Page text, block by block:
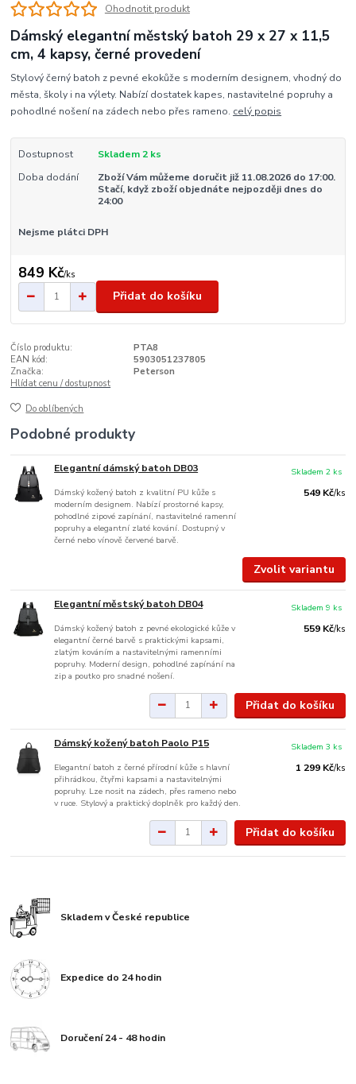
Ohodnotit produkt
Dámský elegantní městský batoh 29 x 27 x 11,5
cm, 4 kapsy, černé provedení
Stylový černý batoh z pevné ekokůže s moderním designem, vhodný do
města, školy i na výlety. Nabízí dostatek kapes, nastavitelné popruhy a
pohodlné nošení na zádech nebo přes rameno. celý popis
Dostupnost
Skladem 2 ks
Doba dodání
Zboží Vám můžeme doručit již 11.08.2026 do 17:00.
Stačí, když zboží objednáte nejpozději dnes do
24:00
Nejsme plátci DPH
849 Kč/ks
Přidat do košíku
Číslo produktu:
PTA8
EAN kód:
5903051237805
Značka:
Peterson
Hlídat cenu / dostupnost
Do oblíbených
Podobné produkty
Elegantní dámský batoh DB03
Dámský kožený batoh z kvalitní PU kůže s
moderním designem. Nabízí prostorné kapsy,
pohodlné zipové zapínání, nastavitelné ramenní
popruhy a elegantní zlaté kování. Dostupný v
černé nebo vínově červené barvě.
549 Kč/ks
Skladem 2 ks
Zvolit variantu
Elegantní městský batoh DB04
Dámský kožený batoh z pevné ekologické kůže v
elegantní černé barvě s praktickými kapsami,
zlatým kováním a nastavitelnými ramenními
popruhy. Moderní design, pohodlné zapínání na
zip a poutko pro snadné nošení.
559 Kč/ks
Skladem 9 ks
Přidat do košíku
Dámský kožený batoh Paolo P15
Elegantní batoh z černé přírodní kůže s hlavní
přihrádkou, čtyřmi kapsami a nastavitelnými
popruhy. Lze nosit na zádech, přes rameno nebo
v ruce. Stylový a praktický doplněk pro každý den.
1 299 Kč/ks
Skladem 3 ks
Přidat do košíku
Skladem v České republice
Expedice do 24 hodin
Doručení 24 - 48 hodin